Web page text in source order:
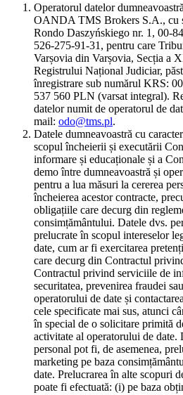
Operatorul datelor
OANDA TMS Brokers S.A., cu
Rondo Daszyńskiego nr. 1, 00-
526-275-91-31, pentru care
Varșovia din Varșovia, Secția a
Registrului Național Judiciar,
înregistrare sub numărul KRS:
537 560 PLN (varsat integral).
datelor numit de operatorul de
mail: odo@tms.pl.
Datele dumneavoastră cu
scopul încheierii și executării
informare și educaționale și a
demo între dumneavoastră și
pentru a lua măsuri la cererea
încheierea acestor contracte,
obligațiile care decurg din
consimțământului. Datele dvs.
prelucrate în scopul intereselor
date, cum ar fi exercitarea
care decurg din Contractul
Contractul privind serviciile de
securitatea, prevenirea fraudei
operatorului de date și
cele specificate mai sus, atunci
în special de o solicitare primită
activitate al operatorului de date.
personal pot fi, de asemenea,
marketing pe baza
date. Prelucrarea în alte scopuri
poate fi efectuată: (i) pe baza